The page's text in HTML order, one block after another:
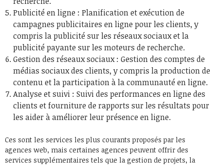
Publicité en ligne : Planification et exécution de
campagnes publicitaires en ligne pour les clients, y
compris la publicité sur les réseaux sociaux et la
publicité payante sur les moteurs de recherche.
Gestion des réseaux sociaux : Gestion des comptes de
médias sociaux des clients, y compris la production de
contenu et la participation à la communauté en ligne.
Analyse et suivi : Suivi des performances en ligne des
clients et fourniture de rapports sur les résultats pour
les aider à améliorer leur présence en ligne.
Ces sont les services les plus courants proposés par les
agences web, mais certaines agences peuvent offrir des
services supplémentaires tels que la gestion de projets, la